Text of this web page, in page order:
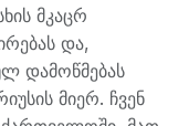
მკაცრ
და,
დამოწმებას
მიერ. ჩვენ